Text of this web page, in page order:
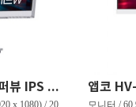
앱코 HV-IP27F180D 하이퍼뷰 IPS FHD 200 HDR 무결점
x 1080) / 20
모니터 /